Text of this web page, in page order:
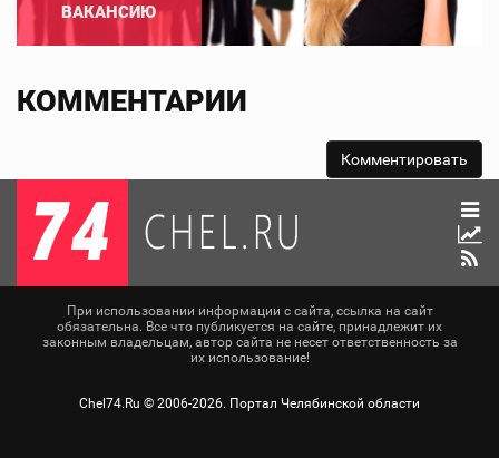
ВАКАНСИЮ
КОММЕНТАРИИ
При использовании информации с сайта, ссылка на сайт
обязательна. Все что публикуется на сайте, принадлежит их
законным владельцам, автор сайта не несет ответственность за
их использование!
Chel74.Ru © 2006-2026. Портал Челябинской области